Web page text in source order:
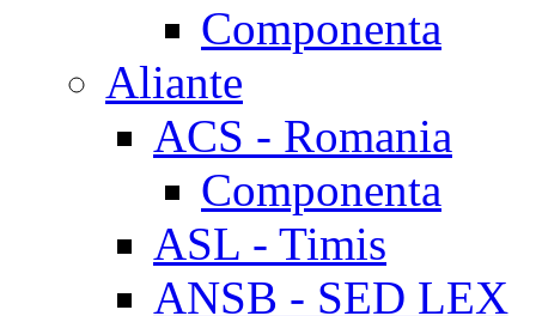
Componenta
Aliante
ACS - Romania
Componenta
ASL - Timis
ANSB - SED LEX